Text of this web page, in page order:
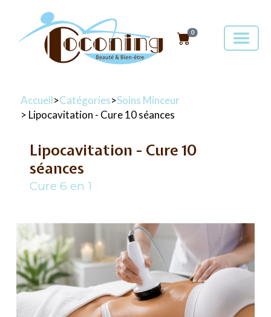
0
Accueil>Catégories>Soins Minceur
> Lipocavitation - Cure 10 séances
Lipocavitation - Cure 10
séances
Cure 6 en 1